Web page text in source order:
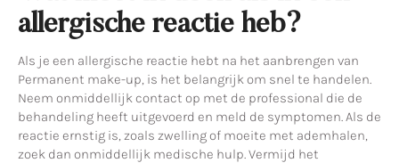
allergische reactie heb?
Als je een allergische reactie hebt na het aanbrengen van
Permanent make-up, is het belangrijk om snel te handelen.
Neem onmiddellijk contact op met de professional die de
behandeling heeft uitgevoerd en meld de symptomen. Als de
reactie ernstig is, zoals zwelling of moeite met ademhalen,
zoek dan onmiddellijk medische hulp. Vermijd het